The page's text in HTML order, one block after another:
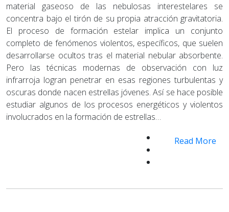
material gaseoso de las nebulosas interestelares se
concentra bajo el tirón de su propia atracción gravitatoria.
El proceso de formación estelar implica un conjunto
completo de fenómenos violentos, específicos, que suelen
desarrollarse ocultos tras el material nebular absorbente.
Pero las técnicas modernas de observación con luz
infrarroja logran penetrar en esas regiones turbulentas y
oscuras donde nacen estrellas jóvenes. Así se hace posible
estudiar algunos de los procesos energéticos y violentos
involucrados en la formación de estrellas…
Read More